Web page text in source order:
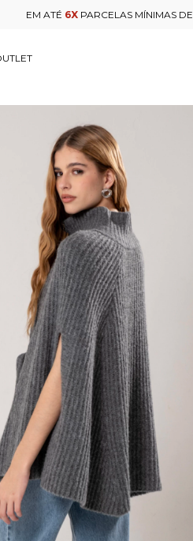
EM ATÉ 6XPARCELAS MÍNIMAS DE